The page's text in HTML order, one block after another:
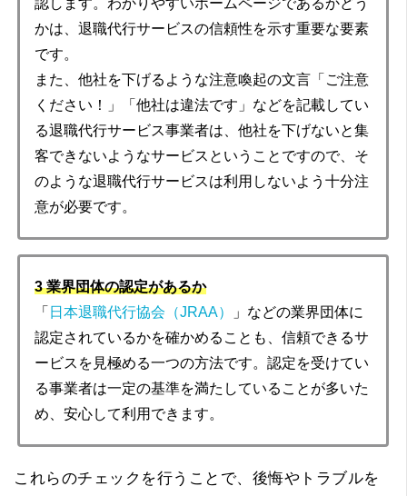
かは、退職代行サービスの信頼性を示す重要な要素
です。
また、他社を下げるような注意喚起の文言「ご注意
ください！」「他社は違法です」などを記載してい
る退職代行サービス事業者は、他社を下げないと集
客できないようなサービスということですので、そ
のような退職代行サービスは利用しないよう十分注
意が必要です。
3 業界団体の認定があるか
「 日本退職代行協会（JRAA）
」などの業界団体に
認定されているかを確かめることも、信頼できるサ
ービスを見極める一つの方法です。認定を受けてい
る事業者は一定の基準を満たしていることが多いた
め、安心して利用できます。
これらのチェックを行うことで、後悔やトラブルを